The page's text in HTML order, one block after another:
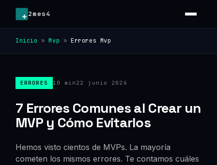
2mes4
Inicio »Mvp »Errores Mvp
ERRORES 10 min 22 junio 2026
7 Errores Comunes al Crear un
MVP y Cómo Evitarlos
Hemos visto cientos de MVPs. La mayoría
cometen los mismos errores. Te contamos cuáles